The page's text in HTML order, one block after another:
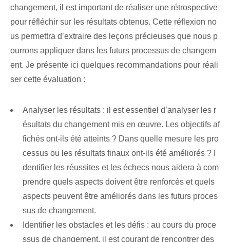
changement, il est important de réaliser une rétrospective
pour réfléchir sur les résultats obtenus. Cette réflexion no
us permettra d’extraire des leçons précieuses que nous p
ourrons appliquer dans les futurs processus de changem
ent. Je présente ici quelques recommandations pour réali
ser cette évaluation :
Analyser les résultats : il est essentiel d’analyser les r
ésultats du changement mis en œuvre. Les objectifs af
fichés ont-ils été atteints ? Dans quelle mesure les pro
cessus ou les résultats finaux ont-ils été améliorés ? I
dentifier les réussites et les échecs nous aidera à com
prendre quels aspects doivent être renforcés et quels
aspects peuvent être améliorés dans les futurs proces
sus de changement.
Identifier les obstacles et les défis : au cours du proce
ssus de changement, il est courant de rencontrer des